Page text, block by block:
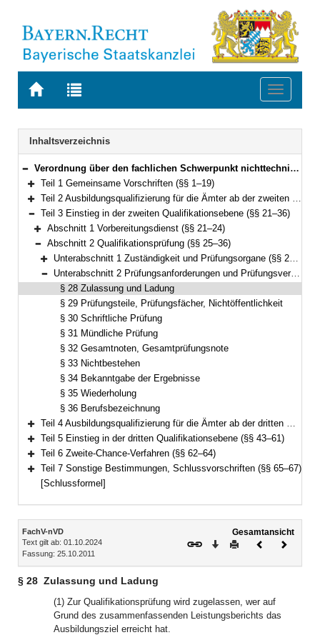
Zur
BAYERN.RECHT
Zur
letzten
Suche
Toggle
Navigation
Inhaltsverzeichnis
Bereich reduzieren
Verordnung über den fachlichen Schwerpunkt nichttechnischer Verwaltungsdienst in der Fachlaufbahn Verwaltung und Finanzen (Fachverordnung nichttechnischer Verwaltungsdienst – FachV-nVD) Vom 25. Oktober 2011 (GVBl. S. 553) BayRS 2038-3-1-7-I (§§ 1–67)
Bereich erweitern
Teil 1 Gemeinsame Vorschriften (§§ 1–19)
Bereich erweitern
Teil 2 Ausbildungsqualifizierung für die Ämter ab der zweiten Qualifikationsebene (§ 20)
Bereich reduzieren
Teil 3 Einstieg in der zweiten Qualifikationsebene (§§ 21–36)
Bereich erweitern
Abschnitt 1 Vorbereitungsdienst (§§ 21–24)
Bereich reduzieren
Abschnitt 2 Qualifikationsprüfung (§§ 25–36)
Bereich erweitern
Unterabschnitt 1 Zuständigkeit und Prüfungsorgane (§§ 25–27)
Bereich reduzieren
Unterabschnitt 2 Prüfungsanforderungen und Prüfungsverfahren (§§ 28–36)
§ 28 Zulassung und Ladung
§ 29 Prüfungsteile, Prüfungsfächer, Nichtöffentlichkeit
§ 30 Schriftliche Prüfung
§ 31 Mündliche Prüfung
§ 32 Gesamtnoten, Gesamtprüfungsnote
§ 33 Nichtbestehen
§ 34 Bekanntgabe der Ergebnisse
§ 35 Wiederholung
§ 36 Berufsbezeichnung
Bereich erweitern
Teil 4 Ausbildungsqualifizierung für die Ämter ab der dritten Qualifikationsebene (§§ 37–42)
Bereich erweitern
Teil 5 Einstieg in der dritten Qualifikationsebene (§§ 43–61)
Bereich erweitern
Teil 6 Zweite-Chance-Verfahren (§§ 62–64)
Bereich erweitern
Teil 7 Sonstige Bestimmungen, Schlussvorschriften (§§ 65–67)
[Schlussformel]
Inhalt
FachV-nVD
Text gilt ab: 01.10.2024
Fassung: 25.10.2011
Gesamtansicht
Download
DruckenVorheriges
§ 28 Zulassung und Ladung
(1) Zur Qualifikationsprüfung wird zugelassen, wer auf
Grund des zusammenfassenden Leistungsberichts das
Ausbildungsziel erreicht hat.